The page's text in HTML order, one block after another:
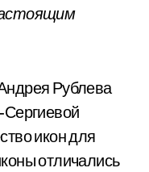
Рублева
Сергиевой
икон для
отличались